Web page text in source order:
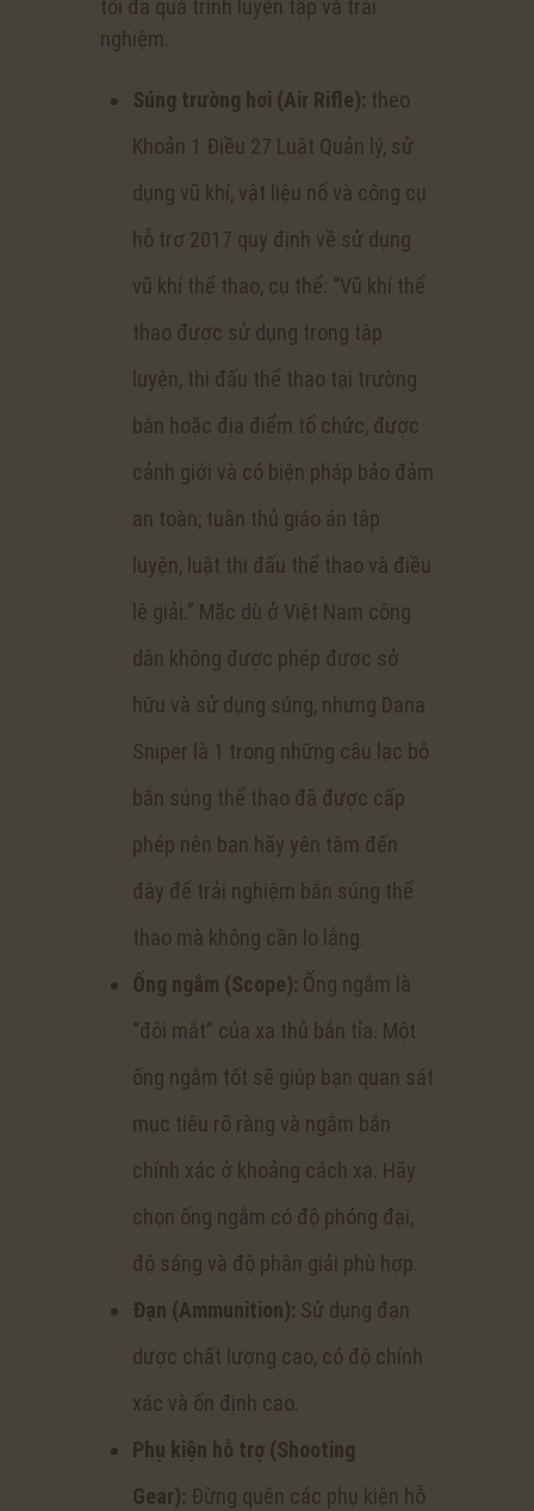
tối đa quá trình luyện tập và trải
nghiệm.
Súng trường hơi (Air Rifle): theo
Khoản 1 Điều 27 Luật Quản lý, sử
dụng vũ khí, vật liệu nổ và công cụ
hỗ trợ 2017 quy định về sử dụng
vũ khí thể thao, cụ thể: “Vũ khí thể
thao được sử dụng trong tập
luyện, thi đấu thể thao tại trường
bắn hoặc địa điểm tổ chức, được
cảnh giới và có biện pháp bảo đảm
an toàn; tuân thủ giáo án tập
luyện, luật thi đấu thể thao và điều
lệ giải.” Mặc dù ở Việt Nam công
dân không được phép được sở
hữu và sử dụng súng, nhưng Dana
Sniper là 1 trong những câu lạc bộ
bắn súng thể thao đã được cấp
phép nên bạn hãy yên tâm đến
đây để trải nghiệm bắn súng thể
thao mà không cần lo lắng.
Ống ngắm (Scope): Ống ngắm là
“đôi mắt” của xạ thủ bắn tỉa. Một
ống ngắm tốt sẽ giúp bạn quan sát
mục tiêu rõ ràng và ngắm bắn
chính xác ở khoảng cách xa. Hãy
chọn ống ngắm có độ phóng đại,
độ sáng và độ phân giải phù hợp.
Đạn (Ammunition): Sử dụng đạn
dược chất lượng cao, có độ chính
xác và ổn định cao.
Phụ kiện hỗ trợ (Shooting
Gear): Đừng quên các phụ kiện hỗ